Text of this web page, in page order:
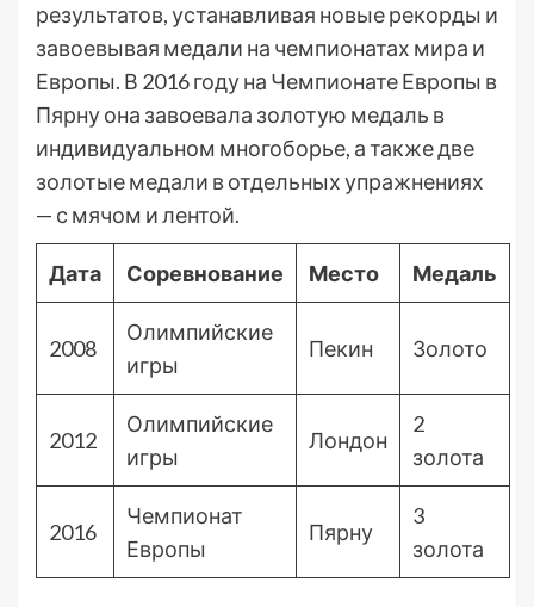
результатов, устанавливая новые рекорды и
завоевывая медали на чемпионатах мира и
Европы. В 2016 году на Чемпионате Европы в
Пярну она завоевала золотую медаль в
индивидуальном многоборье, а также две
золотые медали в отдельных упражнениях
— с мячом и лентой.
Дата Соревнование Место Медаль
2008
Олимпийские
игры
Пекин Золото
2012
Олимпийские
игры
Лондон
2
золота
2016
Чемпионат
Европы
Пярну
3
золота